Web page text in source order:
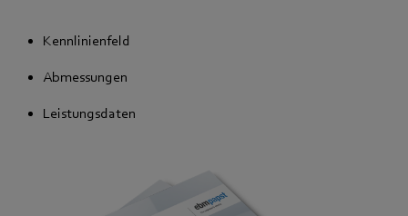
Kennlinienfeld
Abmessungen
Leistungsdaten